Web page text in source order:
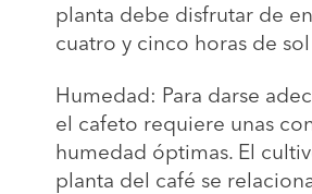
planta debe disfrutar de
cuatro y cinco horas de
Humedad: Para darse
el cafeto requiere unas
humedad óptimas. El
planta del café se